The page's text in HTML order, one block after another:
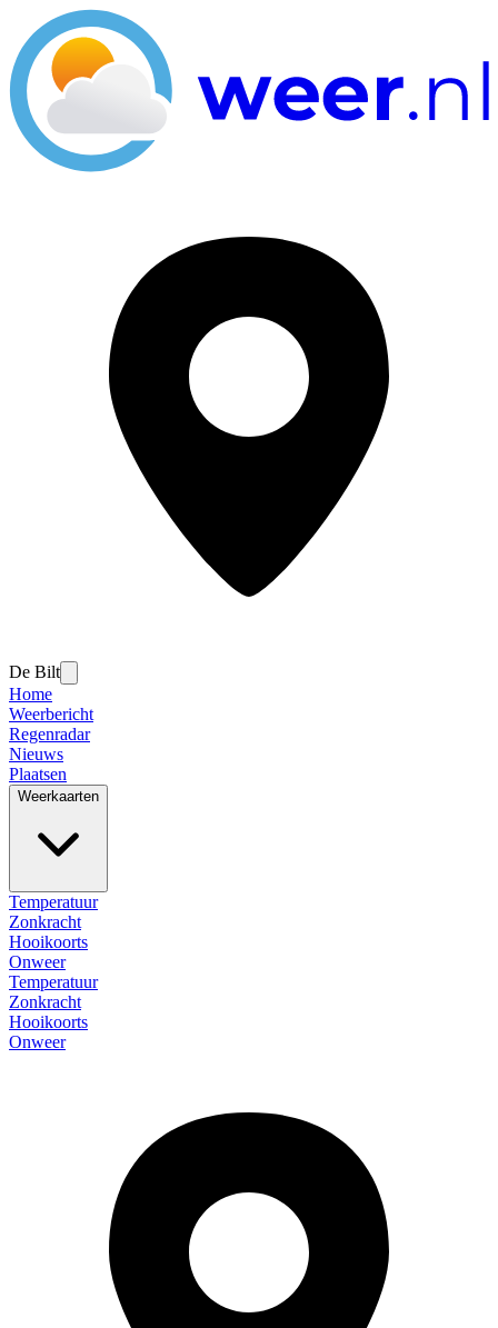
De Bilt
Home
Weerbericht
Regenradar
Nieuws
Plaatsen
Weerkaarten
Temperatuur
Zonkracht
Hooikoorts
Onweer
Temperatuur
Zonkracht
Hooikoorts
Onweer